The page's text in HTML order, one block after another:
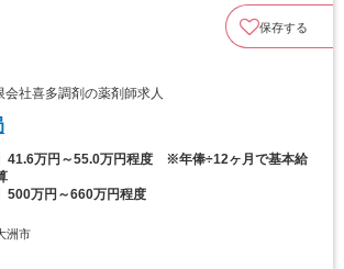
保存する
社喜多調剤の薬剤師求人
】41.6万円～55.0万円程度 ※年俸÷12ヶ月で基本給
500万円～660万円程度
洲市